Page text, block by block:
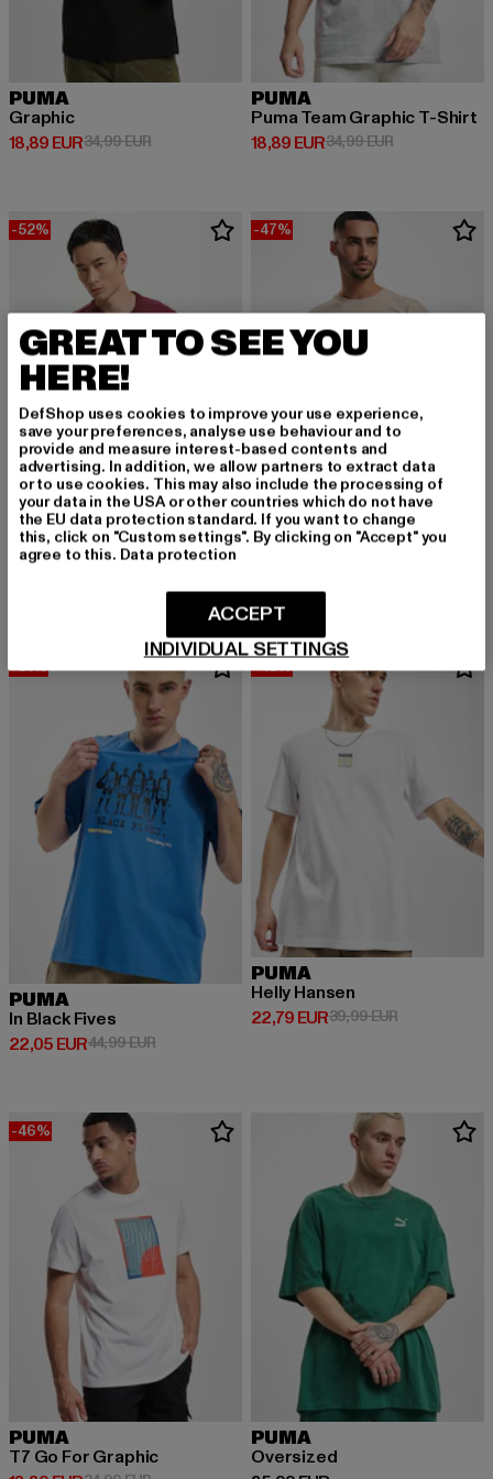
PUMA
Graphic
18,89 EUR
Derzeitiger Preis: 18,89 EUR
34,99 EURAktionspreis: 34,99 EUR
PUMA
Puma Team Graphic T-Shirt
18,89 EUR
Derzeitiger Preis: 18,89 EUR
34,99 EURAktionspreis:
-52%
PUMA
Graphic
-47%
PUMA
-51%
PUMA
In Black Fives
22,05 EUR
Derzeitiger Preis: 22,05 EUR
44,99 EURAktionspreis: 44,99 EUR
-43%
PUMA
Helly Hansen
22,79 EUR
Derzeitiger Preis: 22,79 EUR
39,99 EURAktionspreis:
-46%
PUMA
T7 Go For Graphic
PUMA
Oversized
GREAT TO SEE YOU
HERE!
DefShop uses cookies to improve your use experience,
save your preferences, analyse use behaviour and to
provide and measure interest-based contents and
advertising. In addition, we allow partners to extract data
or to use cookies. This may also include the processing of
your data in the USA or other countries which do not have
the EU data protection standard. If you want to change
this, click on "Custom settings". By clicking on "Accept" you
agree to this. Data protection
INDIVIDUAL SETTINGS
ACCEPT